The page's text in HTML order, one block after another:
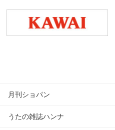
月刊ショパン
うたの雑誌ハンナ